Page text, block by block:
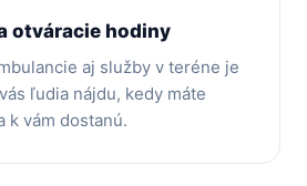
otváracie hodiny
aj služby v teréne je
ľudia nájdu, kedy máte
k vám dostanú.